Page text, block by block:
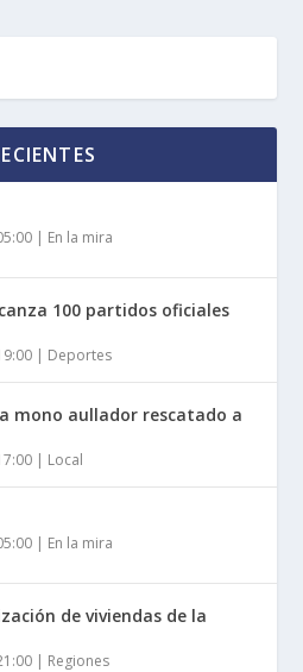
| En la mira
100 partidos oficiales
| Deportes
mono aullador rescatado a
| Local
| En la mira
de viviendas de la
| Regiones